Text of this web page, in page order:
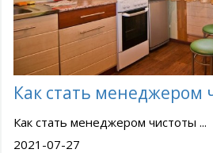
Как стать менеджером
Как стать менеджером чистоты ...
2021-07-27